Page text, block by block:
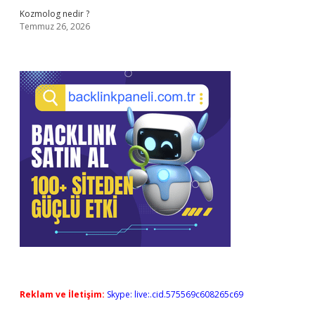
Kozmolog nedir ?
Temmuz 26, 2026
Reklam ve İletişim: Skype: live:.cid.575569c608265c69